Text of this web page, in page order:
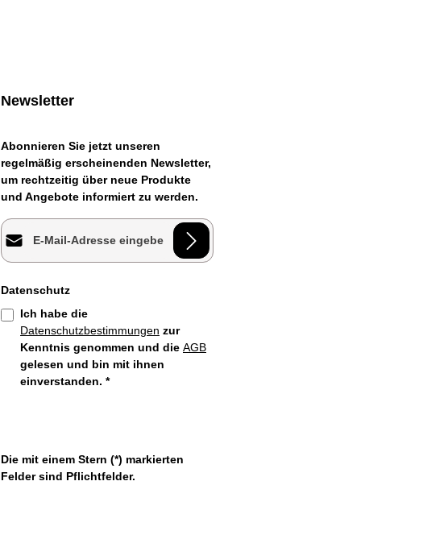
Newsletter
Abonnieren Sie jetzt unseren
regelmäßig erscheinenden Newsletter,
um rechtzeitig über neue Produkte
und Angebote informiert zu werden.
E-Mail-Adresse*
Datenschutz
Ich habe die
Datenschutzbestimmungen zur
Kenntnis genommen und die AGB
gelesen und bin mit ihnen
einverstanden. *
Die mit einem Stern (*) markierten
Felder sind Pflichtfelder.